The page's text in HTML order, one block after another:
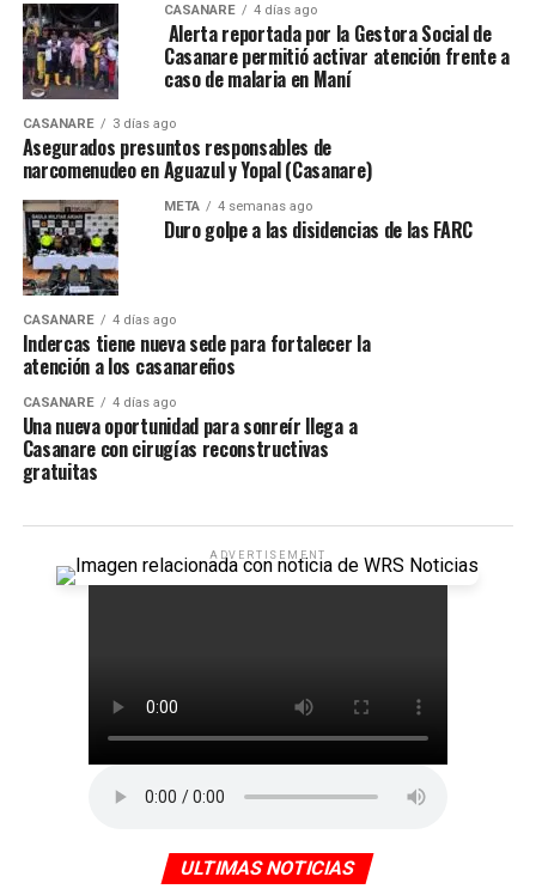
CASANARE 4 días ago
Alerta reportada por la Gestora Social de
Casanare permitió activar atención frente a
caso de malaria en Maní
CASANARE 3 días ago
Asegurados presuntos responsables de
narcomenudeo en Aguazul y Yopal (Casanare)
META 4 semanas ago
Duro golpe a las disidencias de las FARC
CASANARE 4 días ago
Indercas tiene nueva sede para fortalecer la
atención a los casanareños
CASANARE 4 días ago
Una nueva oportunidad para sonreír llega a
Casanare con cirugías reconstructivas
gratuitas
ADVERTISEMENT
ULTIMAS NOTICIAS